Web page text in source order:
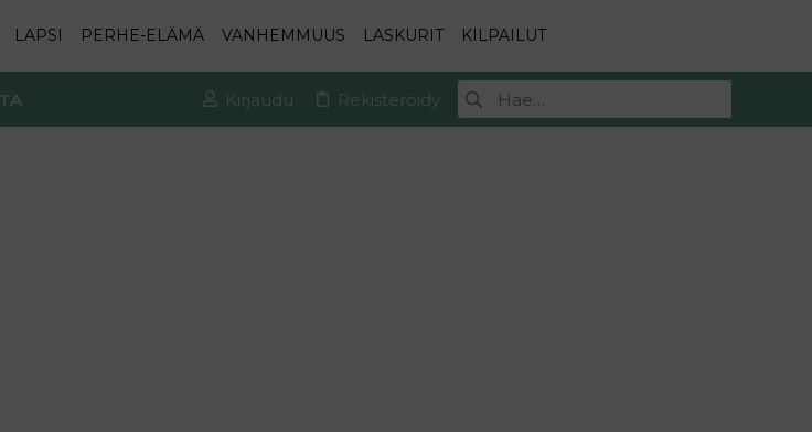
LAPSI PERHE-ELÄMÄ VANHEMMUUS LASKURIT KILPAILUT
Kirjaudu Rekisteröidy